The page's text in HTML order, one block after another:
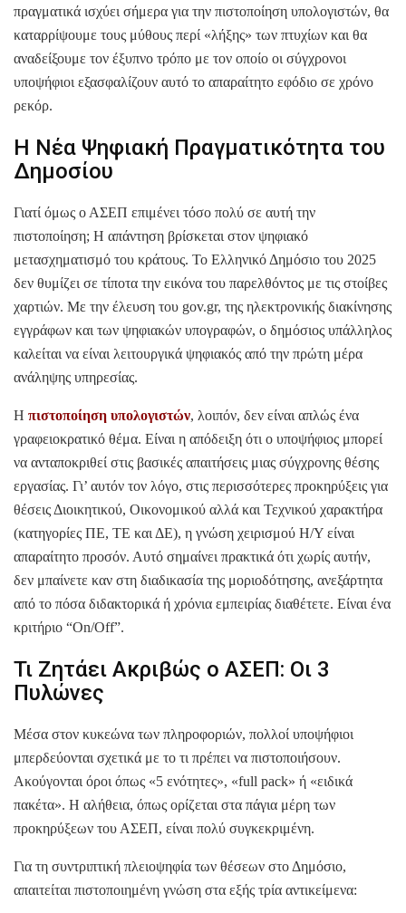
πραγματικά ισχύει σήμερα για την πιστοποίηση υπολογιστών, θα
καταρρίψουμε τους μύθους περί «λήξης» των πτυχίων και θα
αναδείξουμε τον έξυπνο τρόπο με τον οποίο οι σύγχρονοι
υποψήφιοι εξασφαλίζουν αυτό το απαραίτητο εφόδιο σε χρόνο
ρεκόρ.
Η Νέα Ψηφιακή Πραγματικότητα του
Δημοσίου
Γιατί όμως ο ΑΣΕΠ επιμένει τόσο πολύ σε αυτή την
πιστοποίηση; Η απάντηση βρίσκεται στον ψηφιακό
μετασχηματισμό του κράτους. Το Ελληνικό Δημόσιο του 2025
δεν θυμίζει σε τίποτα την εικόνα του παρελθόντος με τις στοίβες
χαρτιών. Με την έλευση του gov.gr, της ηλεκτρονικής διακίνησης
εγγράφων και των ψηφιακών υπογραφών, ο δημόσιος υπάλληλος
καλείται να είναι λειτουργικά ψηφιακός από την πρώτη μέρα
ανάληψης υπηρεσίας.
Η πιστοποίηση υπολογιστών, λοιπόν, δεν είναι απλώς ένα
γραφειοκρατικό θέμα. Είναι η απόδειξη ότι ο υποψήφιος μπορεί
να ανταποκριθεί στις βασικές απαιτήσεις μιας σύγχρονης θέσης
εργασίας. Γι’ αυτόν τον λόγο, στις περισσότερες προκηρύξεις για
θέσεις Διοικητικού, Οικονομικού αλλά και Τεχνικού χαρακτήρα
(κατηγορίες ΠΕ, ΤΕ και ΔΕ), η γνώση χειρισμού Η/Υ είναι
απαραίτητο προσόν. Αυτό σημαίνει πρακτικά ότι χωρίς αυτήν,
δεν μπαίνετε καν στη διαδικασία της μοριοδότησης, ανεξάρτητα
από το πόσα διδακτορικά ή χρόνια εμπειρίας διαθέτετε. Είναι ένα
κριτήριο “On/Off”.
Τι Ζητάει Ακριβώς ο ΑΣΕΠ: Οι 3
Πυλώνες
Μέσα στον κυκεώνα των πληροφοριών, πολλοί υποψήφιοι
μπερδεύονται σχετικά με το τι πρέπει να πιστοποιήσουν.
Ακούγονται όροι όπως «5 ενότητες», «full pack» ή «ειδικά
πακέτα». Η αλήθεια, όπως ορίζεται στα πάγια μέρη των
προκηρύξεων του ΑΣΕΠ, είναι πολύ συγκεκριμένη.
Για τη συντριπτική πλειοψηφία των θέσεων στο Δημόσιο,
απαιτείται πιστοποιημένη γνώση στα εξής τρία αντικείμενα: